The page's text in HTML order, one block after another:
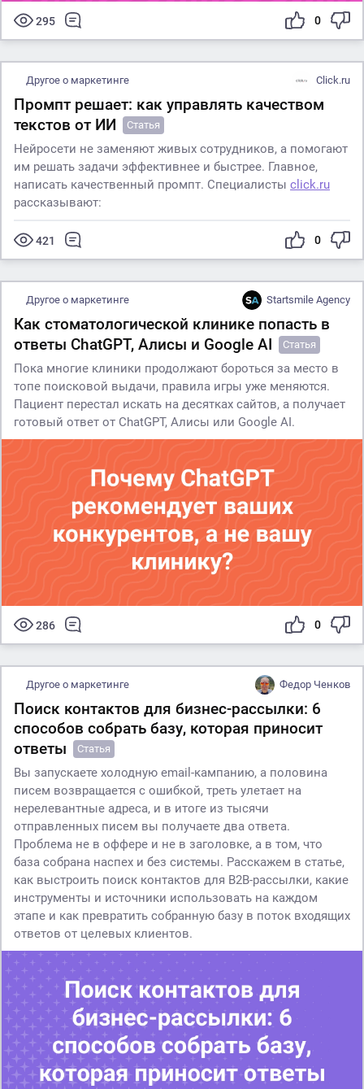
295 0
Другое о маркетинге Click.ru
Промпт решает: как управлять качеством
текстов от ИИ
Статья
Нейросети не заменяют живых сотрудников, а помогают
им решать задачи эффективнее и быстрее. Главное,
написать качественный промпт. Специалисты click.ru
рассказывают:
421 0
Другое о маркетинге Startsmile Agency
Как стоматологической клинике попасть в
ответы ChatGPT, Алисы и Google AI
Статья
Пока многие клиники продолжают бороться за место в
топе поисковой выдачи, правила игры уже меняются.
Пациент перестал искать на десятках сайтов, а получает
готовый ответ от ChatGPT, Алисы или Google AI.
286 0
Другое о маркетинге Федор Ченков
Поиск контактов для бизнес-рассылки: 6
способов собрать базу, которая приносит
ответы
Статья
Вы запускаете холодную email-кампанию, а половина
писем возвращается с ошибкой, треть улетает на
нерелевантные адреса, и в итоге из тысячи
отправленных писем вы получаете два ответа.
Проблема не в оффере и не в заголовке, а в том, что
база собрана наспех и без системы. Расскажем в статье,
как выстроить поиск контактов для B2B-рассылки, какие
инструменты и источники использовать на каждом
этапе и как превратить собранную базу в поток входящих
ответов от целевых клиентов.